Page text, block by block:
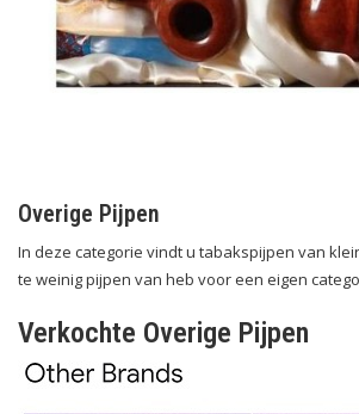
Overige Pijpen
In deze categorie vindt u tabakspijpen van
te weinig pijpen van heb voor een eigen
Verkochte Overige Pijpen